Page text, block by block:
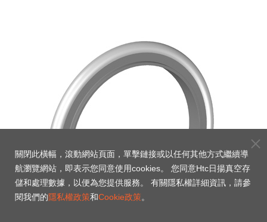
關閉此橫幅，滾動網站頁面，單擊鏈接或以任何其他方式繼續導
航瀏覽網站，即表示您同意使用cookies。 您同意Htc日揚真空存
儲和處理數據，以便為您提供服務。 有關隱私權詳細資訊，請參
閱我們的隱私權政策和Cookie政策。